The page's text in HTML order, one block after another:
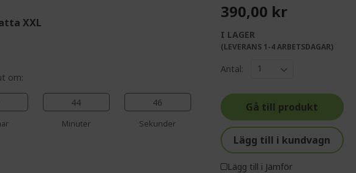
XXL
om:
44
Minuter
45
Sekunder
390,00 kr
I LAGER
(LEVERANS 1-4 ARBETSDAGAR)
Antal:
Gå till produkt
Lägg till i kundvagn
Lägg till i Jämför